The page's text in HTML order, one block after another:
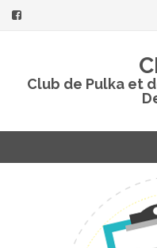
Club de Pulka et